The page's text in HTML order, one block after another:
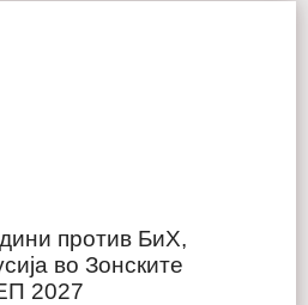
против БиХ,
во Зонските
2027